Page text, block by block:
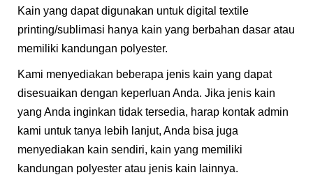
Kain yang dapat digunakan untuk digital textile
printing/sublimasi hanya kain yang berbahan dasar atau
memiliki kandungan polyester.
Kami menyediakan beberapa jenis kain yang dapat
disesuaikan dengan keperluan Anda. Jika jenis kain
yang Anda inginkan tidak tersedia, harap kontak admin
kami untuk tanya lebih lanjut, Anda bisa juga
menyediakan kain sendiri, kain yang memiliki
kandungan polyester atau jenis kain lainnya.​